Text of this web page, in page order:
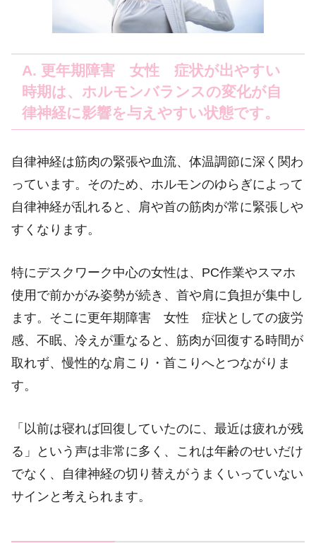
A. 更年期障害 女性 症状が出やすい
時期は、ホルモンバランスの変化が自
律神経に影響を与えやすい状態です。
自律神経は筋肉の緊張や血流、体温調節に深く関わ
っています。そのため、ホルモンのゆらぎによって
自律神経が乱れると、肩や首の筋肉が常に緊張しや
すくなります。
特にデスクワーク中心の女性は、PC作業やスマホ
使用で前かがみ姿勢が続き、首や肩に負担が集中し
ます。そこに更年期障害 女性 症状としての疲労
感、不眠、冷えが重なると、筋肉が回復する時間が
取れず、慢性的な肩こり・首こりへとつながりま
す。
「以前は寝れば回復していたのに、最近は疲れが残
る」という声は非常に多く、これは年齢のせいだけ
でなく、自律神経の切り替えがうまくいっていない
サインと考えられます。